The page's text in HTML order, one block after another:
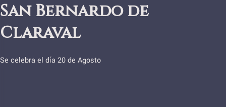
San Bernardo de
Claraval
Se celebra el día 20 de Agosto